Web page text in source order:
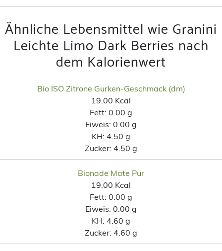
Ähnliche Lebensmittel wie Granini
Leichte Limo Dark Berries nach
dem Kalorienwert
Bio ISO Zitrone Gurken-Geschmack (dm)
19.00 Kcal
Fett: 0.00 g
Eiweis: 0.00 g
KH: 4.50 g
Zucker: 4.50 g
Bionade Mate Pur
19.00 Kcal
Fett: 0.00 g
Eiweis: 0.00 g
KH: 4.60 g
Zucker: 4.60 g